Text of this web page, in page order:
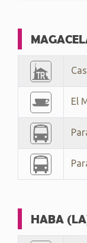
El
HABA